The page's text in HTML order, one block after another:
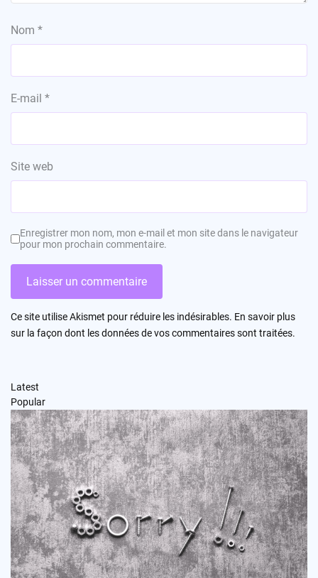
Nom *
E-mail *
Site web
Enregistrer mon nom, mon e-mail et mon site dans le navigateur
pour mon prochain commentaire.
Ce site utilise Akismet pour réduire les indésirables. En savoir plus
sur la façon dont les données de vos commentaires sont traitées.
Latest
Popular